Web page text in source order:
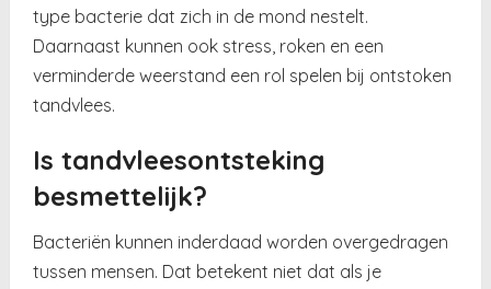
type bacterie dat zich in de mond nestelt.
Daarnaast kunnen ook stress, roken en een
verminderde weerstand een rol spelen bij ontstoken
tandvlees.
Is tandvleesontsteking
besmettelijk?
Bacteriën kunnen inderdaad worden overgedragen
tussen mensen. Dat betekent niet dat als je